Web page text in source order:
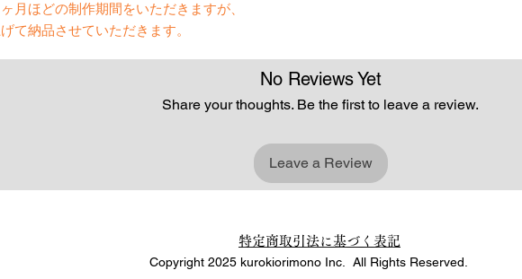
月ほどの制作期間をいただきますが、
て納品させていただきます。
No Reviews Yet
Share your thoughts. Be the first to leave a review.
Leave a Review
特定商取引法に基づく表記
Copyright 2025 kurokiorimono Inc. All Rights Reserved.